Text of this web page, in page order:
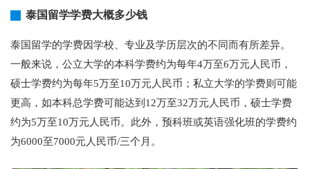
泰国留学学费大概多少钱
泰国留学的学费因学校、专业及学历层次的不同而有所差异。
一般来说，公立大学的本科学费约为每年4万至6万元人民币，
硕士学费约为每年5万至10万元人民币；私立大学的学费则可能
更高，如本科总学费可能达到12万至32万元人民币，硕士学费
约为5万至10万元人民币。此外，预科班或英语强化班的学费约
为6000至7000元人民币/三个月。